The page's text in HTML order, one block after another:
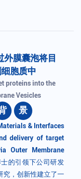
膜囊泡将目
胞质中
proteins into the
Vesicles
景
& Interfaces
delivery of target
Outer Membrane
的引领下公司研发
究，创新性建立了一